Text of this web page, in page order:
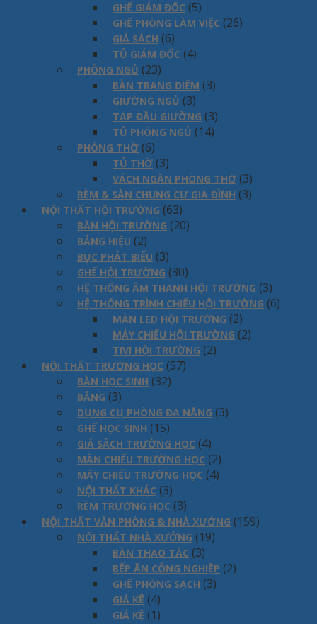
GHẾ GIÁM ĐỐC (5)
GHẾ PHÒNG LÀM VIỆC (26)
GIÁ SÁCH (6)
TỦ GIÁM ĐỐC (4)
PHÒNG NGỦ (23)
BÀN TRANG ĐIỂM (3)
GIƯỜNG NGỦ (3)
TAP ĐẦU GIƯỜNG (3)
TỦ PHÒNG NGỦ (14)
PHÒNG THỜ (6)
TỦ THỜ (3)
VÁCH NGĂN PHÒNG THỜ (3)
RÈM & SÀN CHUNG CƯ GIA ĐÌNH (3)
NỘI THẤT HỘI TRƯỜNG (63)
BÀN HỘI TRƯỜNG (20)
BẢNG HIỆU (2)
BỤC PHÁT BIỂU (3)
GHẾ HỘI TRƯỜNG (30)
HỆ THỐNG ÂM THANH HỘI TRƯỜNG (3)
HỆ THỐNG TRÌNH CHIẾU HỘI TRƯỜNG (6)
MÀN LED HỘI TRƯỜNG (2)
MÁY CHIẾU HỘI TRƯỜNG (2)
TIVI HỘI TRƯỜNG (2)
NỘI THẤT TRƯỜNG HỌC (57)
BÀN HỌC SINH (32)
BẢNG (3)
DỤNG CỤ PHÒNG ĐA NĂNG (3)
GHẾ HỌC SINH (15)
GIÁ SÁCH TRƯỜNG HỌC (4)
MÀN CHIẾU TRƯỜNG HỌC (2)
MÁY CHIẾU TRƯỜNG HỌC (4)
NỘI THẤT KHÁC (3)
RÈM TRƯỜNG HỌC (3)
NỘI THẤT VĂN PHÒNG & NHÀ XƯỞNG (159)
NỘI THẤT NHÀ XƯỞNG (19)
BÀN THAO TÁC (3)
BẾP ĂN CÔNG NGHIỆP (2)
GHẾ PHÒNG SẠCH (3)
GIÁ KÊ (4)
GIÁ KỆ (1)